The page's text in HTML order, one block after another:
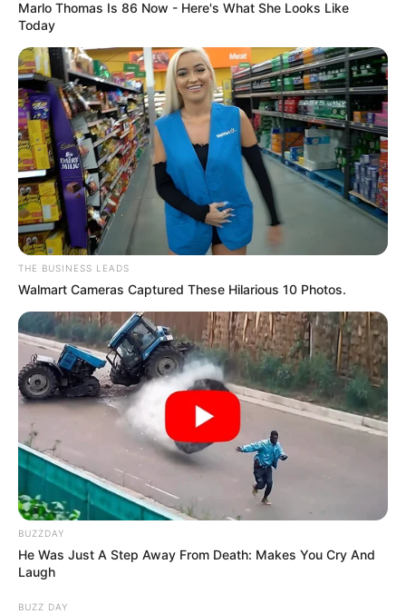
Marlo Thomas Is 86 Now - Here's What She Looks Like
Today
THE BUSINESS LEADS
Walmart Cameras Captured These Hilarious 10 Photos.
BUZZDAY
He Was Just A Step Away From Death: Makes You Cry And
Laugh
BUZZ DAY